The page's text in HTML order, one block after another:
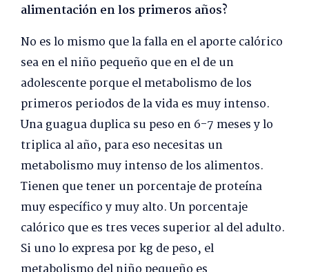
alimentación en los primeros años?
No es lo mismo que la falla en el aporte calórico
sea en el niño pequeño que en el de un
adolescente porque el metabolismo de los
primeros periodos de la vida es muy intenso.
Una guagua duplica su peso en 6-7 meses y lo
triplica al año, para eso necesitas un
metabolismo muy intenso de los alimentos.
Tienen que tener un porcentaje de proteína
muy específico y muy alto. Un porcentaje
calórico que es tres veces superior al del adulto.
Si uno lo expresa por kg de peso, el